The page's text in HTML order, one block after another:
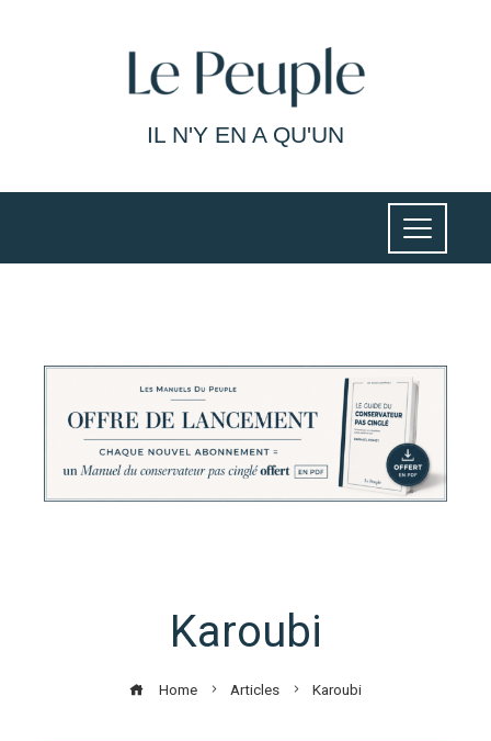
IL N'Y EN A QU'UN
Karoubi
Home Articles Karoubi